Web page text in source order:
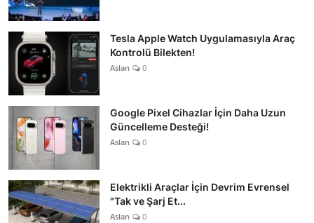
Tesla Apple Watch Uygulamasıyla Araç
Kontrolü Bilekten!
Aslan 0
Google Pixel Cihazlar İçin Daha Uzun
Güncelleme Desteği!
Aslan 0
Elektrikli Araçlar İçin Devrim Evrensel
"Tak ve Şarj Et...
Aslan 0